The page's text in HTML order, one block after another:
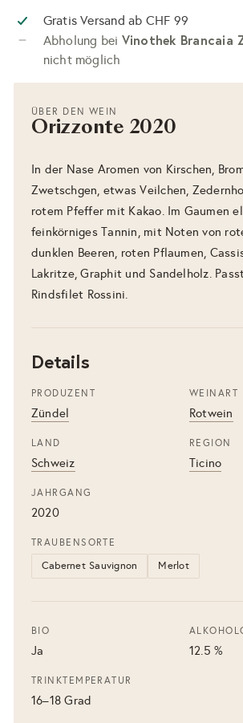
Gratis Versand ab CHF 99
Abholung bei Vinothek Brancaia
nicht möglich
ÜBER DEN WEIN
Orizzonte 2020
In der Nase Aromen von Kirschen,
Zwetschgen, etwas Veilchen,
rotem Pfeffer mit Kakao. Im Gaumen
feinkörniges Tannin, mit Noten von
dunklen Beeren, roten Pflaumen,
Lakritze, Graphit und Sandelholz.
Rindsfilet Rossini.
Details
PRODUZENT
Zündel
WEINART
Rotwein
LAND
Schweiz
REGION
Ticino
JAHRGANG
2020
TRAUBENSORTE
Cabernet Sauvignon Merlot
BIO
Ja 12.5 %
TRINKTEMPERATUR
16–18 Grad